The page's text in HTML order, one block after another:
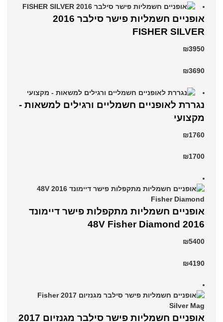
אופניים חשמליות פישר סילבר 2016
FISHER SILVER
₪3950
₪3690
נגררת לאופניים חשמליים ורגילים למשאות -
מקצועי
₪1760
₪1700
אופניים חשמליות מתקפלות פישר דיימונד
2016 48V Fisher Diamond
₪5400
₪4190
אופניים חשמליות פישר סילבר מגנזיום 2017